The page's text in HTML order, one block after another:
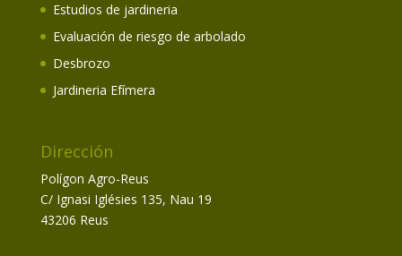
Estudios de jardineria
Evaluación de riesgo de arbolado
Desbrozo
Jardineria Efímera
Dirección
Polígon Agro-Reus
C/ Ignasi Iglésies 135, Nau 19
43206 Reus